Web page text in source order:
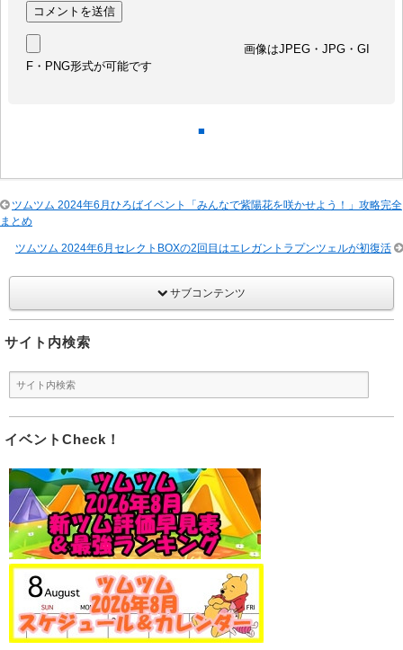
画像はJPEG・JPG・GI
F・PNG形式が可能です
■
ツムツム 2024年6月ひろばイベント「みんなで紫陽花を咲かせよう！」攻略完全
まとめ
ツムツム 2024年6月セレクトBOXの2回目はエレガントラプンツェルが初復活
サブコンテンツ
サイト内検索
イベントCheck！